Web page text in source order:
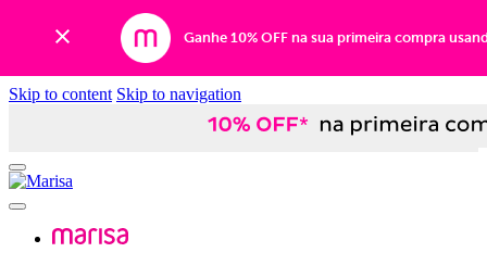
Ganhe 10% OFF na sua primeira compra
Skip to content Skip to navigation